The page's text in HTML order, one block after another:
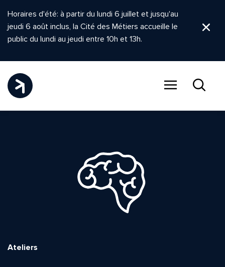
Horaires d'été: à partir du lundi 6 juillet et jusqu'au
jeudi 6 août inclus, la Cité des Métiers accueille le
public du lundi au jeudi entre 10h et 13h.
Ateliers